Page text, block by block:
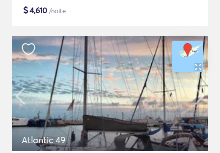
$4,610 /noite
Atlantic 49